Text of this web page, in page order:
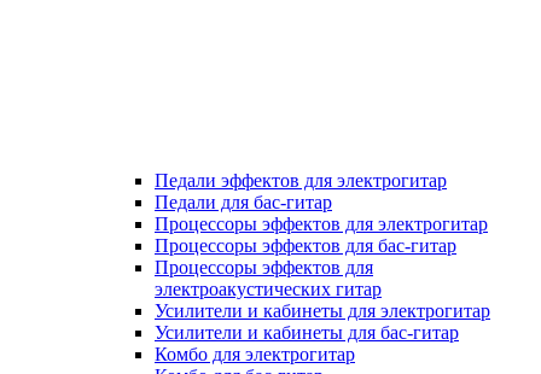
Педали эффектов для электрогитар
Педали для бас-гитар
Процессоры эффектов для электрогитар
Процессоры эффектов для бас-гитар
Процессоры эффектов для
электроакустических гитар
Усилители и кабинеты для электрогитар
Усилители и кабинеты для бас-гитар
Комбо для электрогитар